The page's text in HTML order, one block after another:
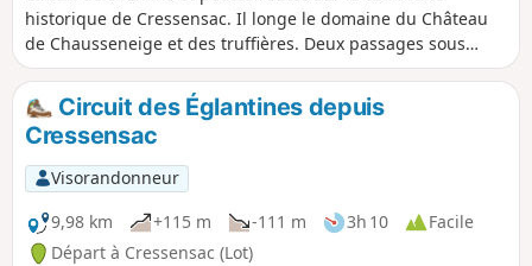
historique de Cressensac. Il longe le domaine du Château
de Chausseneige et des truffières. Deux passages sous
l'autoroute A20 qui longe sur la commune le tracé de la
Rivière l'Orupt, aujourd'hui, souterraine suite à un
tremblement de terre au XVe siècle.
Circuit des Églantines depuis
Cressensac
Visorandonneur
9,98 km
+115 m -111 m 3h 10
Facile
Départ à Cressensac (Lot)